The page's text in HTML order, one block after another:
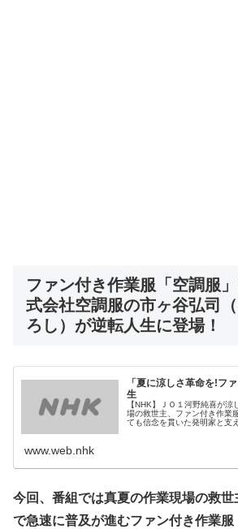
ファン付き作業服「空調服
式会社空調服の市ヶ谷弘司
ろし） が逆転人生に登場！
「夏に涼しさ革命を!フ
生
【NHK】ＪＯ１河野純喜が
場の救世主、ファン付き作業
ても信念を貫いた発明家と支
www.web.nhk
今回、番組では真夏の作業現場の救
で急速に普及が進むファン付き作業服